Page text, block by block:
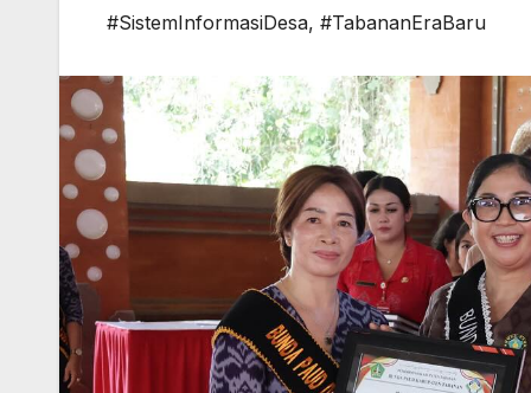
#SistemInformasiDesa, #TabananEraBaru